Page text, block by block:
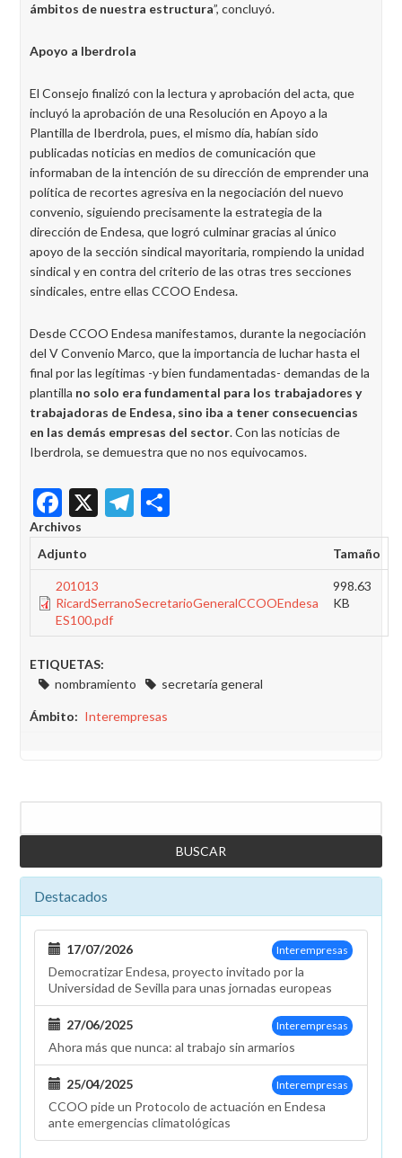
ámbitos de nuestra estructura”, concluyó.
Apoyo a Iberdrola
El Consejo finalizó con la lectura y aprobación del acta, que
incluyó la aprobación de una Resolución en Apoyo a la
Plantilla de Iberdrola, pues, el mismo día, habían sido
publicadas noticias en medios de comunicación que
informaban de la intención de su dirección de emprender una
política de recortes agresiva en la negociación del nuevo
convenio, siguiendo precisamente la estrategia de la
dirección de Endesa, que logró culminar gracias al único
apoyo de la sección sindical mayoritaria, rompiendo la unidad
sindical y en contra del criterio de las otras tres secciones
sindicales, entre ellas CCOO Endesa.
Desde CCOO Endesa manifestamos, durante la negociación
del V Convenio Marco, que la importancia de luchar hasta el
final por las legítimas -y bien fundamentadas- demandas de la
plantilla no solo era fundamental para los trabajadores y
trabajadoras de Endesa, sino iba a tener consecuencias
en las demás empresas del sector. Con las noticias de
Iberdrola, se demuestra que no nos equivocamos.
Facebook
X Telegram
Archivos
Adjunto
Tamaño
201013
RicardSerranoSecretarioGeneralCCOOEndesa
ES100.pdf
998.63
KB
ETIQUETAS:
nombramiento
secretaría general
Ámbito Interempresas
Destacados
Interempresas
17/07/2026
Democratizar Endesa, proyecto invitado por la
Universidad de Sevilla para unas jornadas europeas
Interempresas
27/06/2025
Ahora más que nunca: al trabajo sin armarios
Interempresas
25/04/2025
CCOO pide un Protocolo de actuación en Endesa
ante emergencias climatológicas